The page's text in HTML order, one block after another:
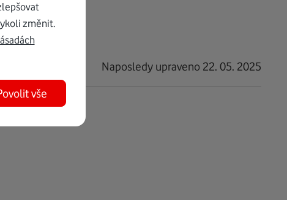
Naposledy upraveno 22. 05. 2025
změnit.
vše